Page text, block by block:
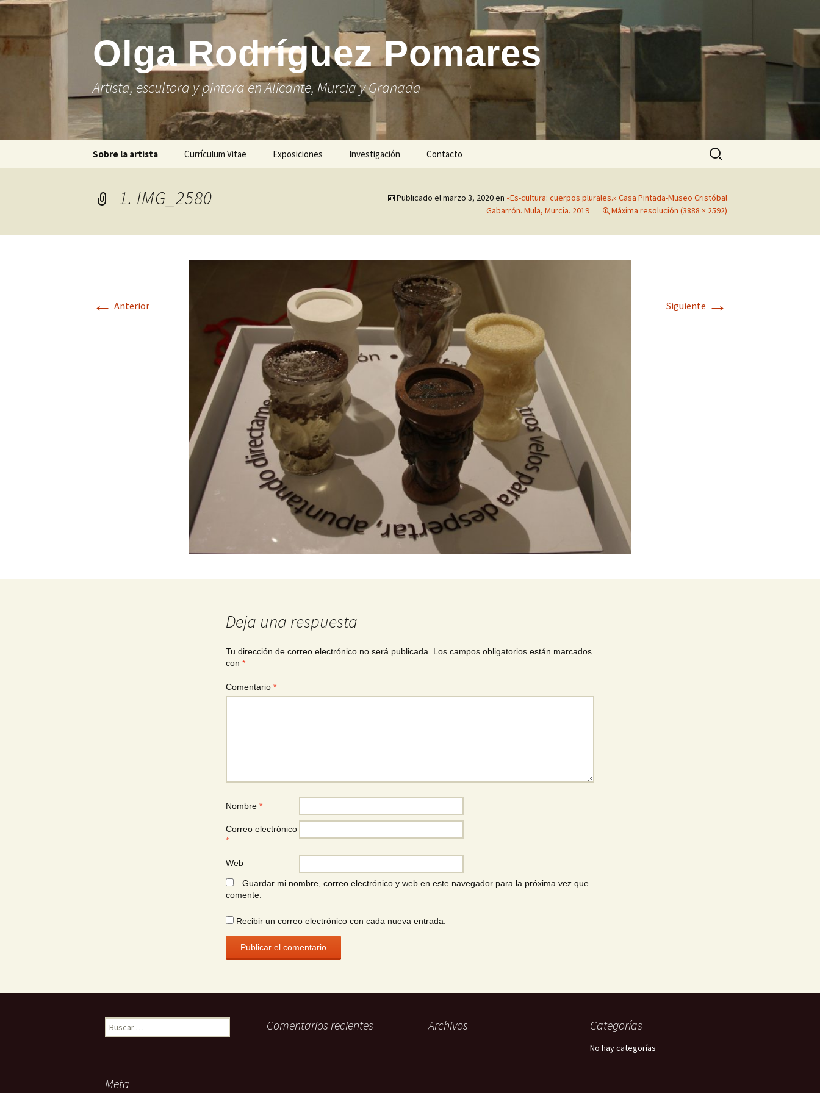
Olga Rodríguez Pomares
Artista, escultora y pintora en Alicante, Murcia y Granada
Sobre la artista Currículum Vitae Exposiciones
Gabarrón. Mula, Murcia.
Hernández 75 x 75.» Sala
de exposiciones “Lonja
del Pescador” de
Alicante. 2017
«Marmoris. Transitar en el
alma del mármol.» Teatro
Romano de Cartagena.
2016
MOR&CRIS.
MEDIEVARTE. Museo
Arqueológico de Murcia.
2015
«Obra en piedra.» Olga
Rodríguez Pomares.
Museo de Archena,
Murcia. 2012
Investigación
sobre mármol con
Leonardo” para la “Gala
Proyecto de
Investigación “Diseño y
Escultura Pública.
Peñarroya-Pueblonuevo”.
Universidad de Murcia.
2009
Contacto
Buscar:
1. IMG_2580 Publicado elmarzo 3, 2020en «Es-cultura: cuerpos plurales.» Casa Pintada-Museo Cristóbal
Gabarrón. Mula, Murcia. 2019
Máxima resolución (3888 × 2592)
← Anterior Siguiente →
Deja una respuesta
Tu dirección de correo electrónico no será publicada.
Los campos obligatorios están marcados
con *
Comentario *
Nombre *
Correo electrónico
*
Web
Guardar mi nombre, correo electrónico y web en este navegador para la próxima vez que
comente.
Recibir un correo electrónico con cada nueva entrada.
Buscar: Comentarios recientes Archivos Categorías
No hay categorías
Meta